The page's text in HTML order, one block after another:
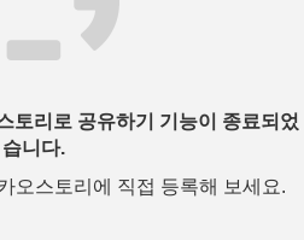
토리로 공유하기 기능이 종료되었
습니다.
오스토리에 직접 등록해 보세요.